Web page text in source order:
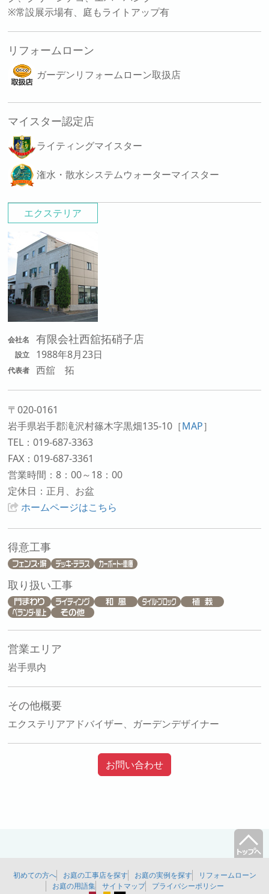
エクステリア
会社名 有限会社西舘拓硝子店
設立 1988年8月23日
代表者 西舘 拓
〒020-0161
岩手県岩手郡滝沢村篠木字黒畑135-10 ［MAP］
TEL：019-687-3363
FAX：019-687-3361
営業時間：8：00～18：00
定休日：正月、お盆
ホームページはこちら
得意工事
取り扱い工事
営業エリア
岩手県内
その他概要
エクステリアアドバイザー、ガーデンデザイナー
お問い合わせ
※常設展示場有、庭もライトアップ有
リフォームローン
ガーデンリフォームローン取扱店
マイスター認定店
ライティングマイスター
潅水・散水システムウォーターマイスター
初めての方へ お庭の工事店を探す お庭の実例を探す
リフォームローン
お庭の用語集
サイトマップ プライバシーポリシー